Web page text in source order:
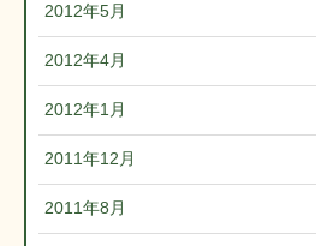
2012年5月
2012年4月
2012年1月
2011年12月
2011年8月